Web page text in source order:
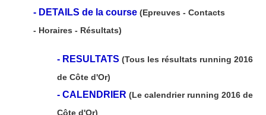
- DETAILS de la course (Epreuves - Contacts
- Horaires - Résultats)
- RESULTATS (Tous les résultats running 2016
de Côte d'Or)
- CALENDRIER (Le calendrier running 2016 de
Côte d'Or)